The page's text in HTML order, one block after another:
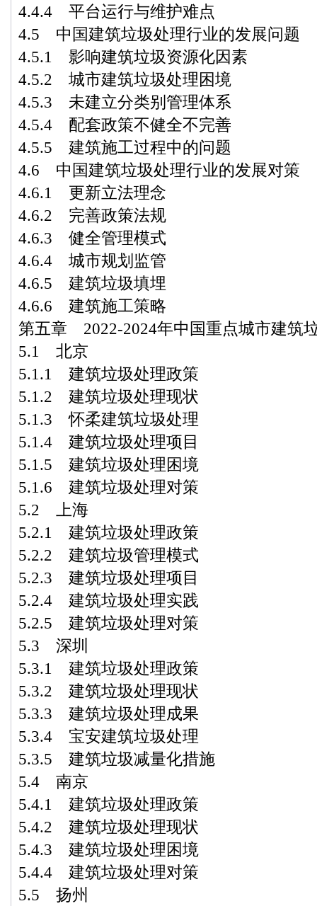
4.4.4 平台运行与维护难点
4.5 中国建筑垃圾处理行业的发展问题
4.5.1 影响建筑垃圾资源化因素
4.5.2 城市建筑垃圾处理困境
4.5.3 未建立分类别管理体系
4.5.4 配套政策不健全不完善
4.5.5 建筑施工过程中的问题
4.6 中国建筑垃圾处理行业的发展对策
4.6.1 更新立法理念
4.6.2 完善政策法规
4.6.3 健全管理模式
4.6.4 城市规划监管
4.6.5 建筑垃圾填埋
4.6.6 建筑施工策略
第五章 2022-2024年中国重点城市建筑
5.1 北京
5.1.1 建筑垃圾处理政策
5.1.2 建筑垃圾处理现状
5.1.3 怀柔建筑垃圾处理
5.1.4 建筑垃圾处理项目
5.1.5 建筑垃圾处理困境
5.1.6 建筑垃圾处理对策
5.2 上海
5.2.1 建筑垃圾处理政策
5.2.2 建筑垃圾管理模式
5.2.3 建筑垃圾处理项目
5.2.4 建筑垃圾处理实践
5.2.5 建筑垃圾处理对策
5.3 深圳
5.3.1 建筑垃圾处理政策
5.3.2 建筑垃圾处理现状
5.3.3 建筑垃圾处理成果
5.3.4 宝安建筑垃圾处理
5.3.5 建筑垃圾减量化措施
5.4 南京
5.4.1 建筑垃圾处理政策
5.4.2 建筑垃圾处理现状
5.4.3 建筑垃圾处理困境
5.4.4 建筑垃圾处理对策
5.5 扬州